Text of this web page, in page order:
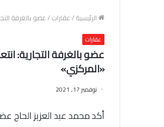
الرئيسية/عقارات/عضو بالغرفة
عقارات
عضو بالغرفة التجارية:
«المركزي»
نوفمبر 17, 2021
أكد محمد عبد العزيز الحاج